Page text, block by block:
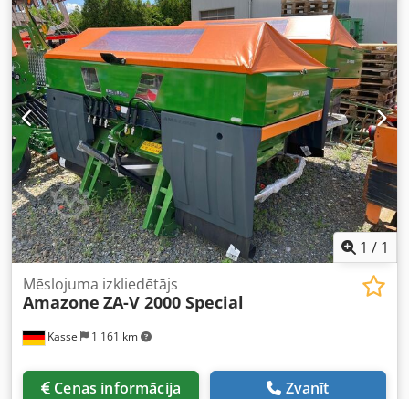
1 / 1
Kassel 1 161 km
Mēslojuma izkliedētājs
Amazone ZA-V 2000 Special
Cenas informācija Zvanīt